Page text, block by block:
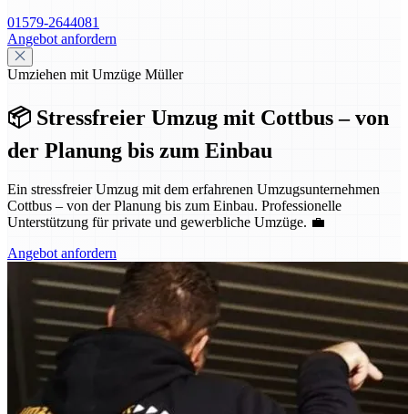
01579-2644081
Angebot anfordern
Umziehen mit Umzüge Müller
📦 Stressfreier Umzug mit Cottbus – von
der Planung bis zum Einbau
Ein stressfreier Umzug mit dem erfahrenen Umzugsunternehmen
Cottbus – von der Planung bis zum Einbau. Professionelle
Unterstützung für private und gewerbliche Umzüge. 💼
Angebot anfordern